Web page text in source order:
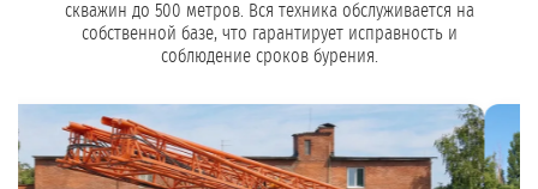
скважин до 500 метров. Вся техника обслуживается на
собственной базе, что гарантирует исправность и
соблюдение сроков бурения.